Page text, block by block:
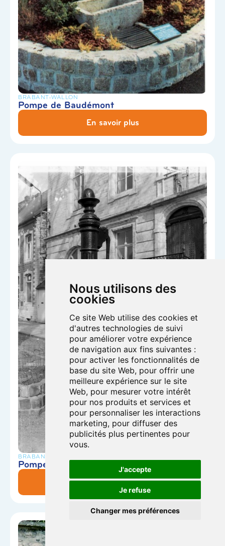
Nous utilisons des
cookies
Ce site Web utilise des cookies et
d'autres technologies de suivi
pour améliorer votre expérience
de navigation aux fins suivantes :
pour activer les fonctionnalités de
base du site Web, pour offrir une
meilleure expérience sur le site
Web, pour mesurer votre intérêt
pour nos produits et services et
pour personnaliser les interactions
marketing, pour diffuser des
publicités plus pertinentes pour
vous.
J'accepte
Je refuse
Changer mes préférences
BRABANT-WALLON
Pompe de Baudémont
En savoir plus
BRABANT-WALLON
Pompe de la Place (N’existe Plus)
En savoir plus